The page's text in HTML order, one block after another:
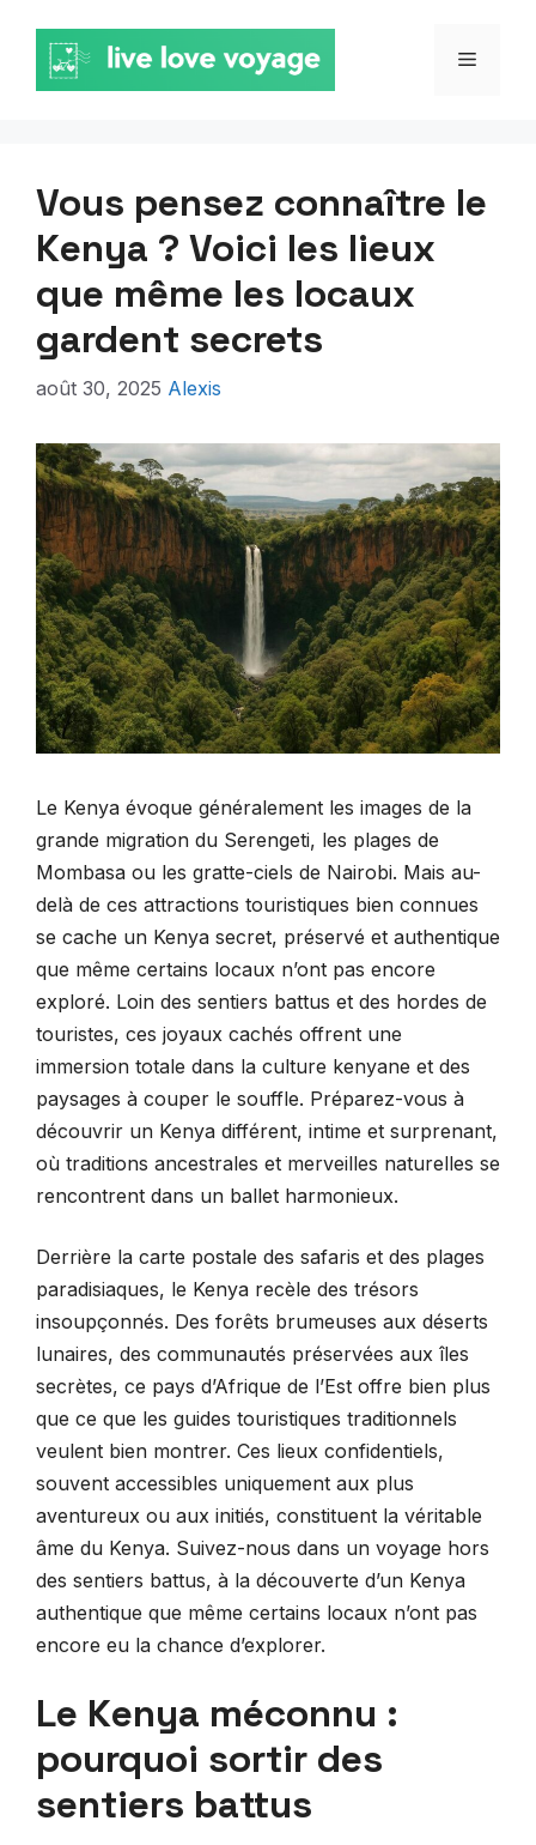
contenu
MENU
Vous pensez connaître le
Kenya ? Voici les lieux
que même les locaux
gardent secrets
août 30, 2025 Alexis
Le Kenya évoque généralement les images de la
grande migration du Serengeti, les plages de
Mombasa ou les gratte-ciels de Nairobi. Mais au-
delà de ces attractions touristiques bien connues
se cache un Kenya secret, préservé et authentique
que même certains locaux n’ont pas encore
exploré. Loin des sentiers battus et des hordes de
touristes, ces joyaux cachés offrent une
immersion totale dans la culture kenyane et des
paysages à couper le souffle. Préparez-vous à
découvrir un Kenya différent, intime et surprenant,
où traditions ancestrales et merveilles naturelles se
rencontrent dans un ballet harmonieux.
Derrière la carte postale des safaris et des plages
paradisiaques, le Kenya recèle des trésors
insoupçonnés. Des forêts brumeuses aux déserts
lunaires, des communautés préservées aux îles
secrètes, ce pays d’Afrique de l’Est offre bien plus
que ce que les guides touristiques traditionnels
veulent bien montrer. Ces lieux confidentiels,
souvent accessibles uniquement aux plus
aventureux ou aux initiés, constituent la véritable
âme du Kenya. Suivez-nous dans un voyage hors
des sentiers battus, à la découverte d’un Kenya
authentique que même certains locaux n’ont pas
encore eu la chance d’explorer.
Le Kenya méconnu :
pourquoi sortir des
sentiers battus